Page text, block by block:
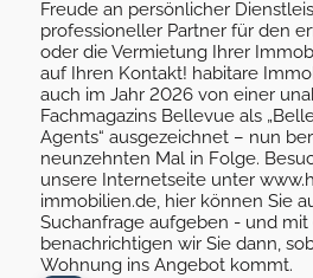
Freude an persönlicher
professioneller Partner für den
oder die Vermietung Ihrer
auf Ihren Kontakt! habitare
auch im Jahr 2026 von einer
Fachmagazins Bellevue als
Agents“ ausgezeichnet – nun
neunzehnten Mal in Folge.
unsere Internetseite unter
immobilien.de, hier können Sie
Suchanfrage aufgeben - und
benachrichtigen wir Sie dann,
Wohnung ins Angebot kommt.